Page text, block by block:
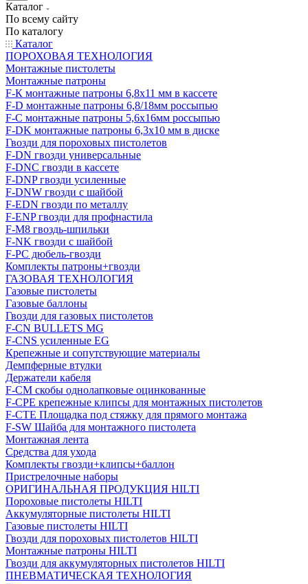
Каталог
По всему сайту
По каталогу
Каталог
ПОРОХОВАЯ ТЕХНОЛОГИЯ
Монтажные пистолеты
Монтажные патроны
F-К монтажные патроны 6,8х11 мм в кассете
F-D монтажные патроны 6,8/18мм россыпью
F-C монтажные патроны 5,6х16мм россыпью
F-DK монтажные патроны 6,3х10 мм в диске
Гвозди для пороховых пистолетов
F-DN гвозди универсальные
F-DNC гвозди в кассете
F-DNP гвозди усиленные
F-DNW гвозди с шайбой
F-EDN гвозди по металлу
F-ENP гвозди для профнастила
F-M8 гвоздь-шпильки
F-NK гвозди с шайбой
F-PC дюбель-гвозди
Комплекты патроны+гвозди
ГАЗОВАЯ ТЕХНОЛОГИЯ
Газовые пистолеты
Газовые баллоны
Гвозди для газовых пистолетов
F-CN BULLETS MG
F-CNS усиленные EG
Крепежные и сопутствующие материалы
Демпферные втулки
Держатели кабеля
F-CM скобы однолапковые оцинкованные
F-CPE крепежные клипсы для монтажных пистолетов
F-CTE Площадка под стяжку для прямого монтажа
F-SW Шайба для монтажного пистолета
Монтажная лента
Средства для ухода
Комплекты гвозди+клипсы+баллон
Пристрелочные наборы
ОРИГИНАЛЬНАЯ ПРОДУКЦИЯ HILTI
Пороховые пистолеты HILTI
Аккумуляторные пистолеты HILTI
Газовые пистолеты HILTI
Гвозди для пороховых пистолетов HILTI
Монтажные патроны HILTI
Гвозди для аккумуляторных пистолетов HILTI
ПНЕВМАТИЧЕСКАЯ ТЕХНОЛОГИЯ